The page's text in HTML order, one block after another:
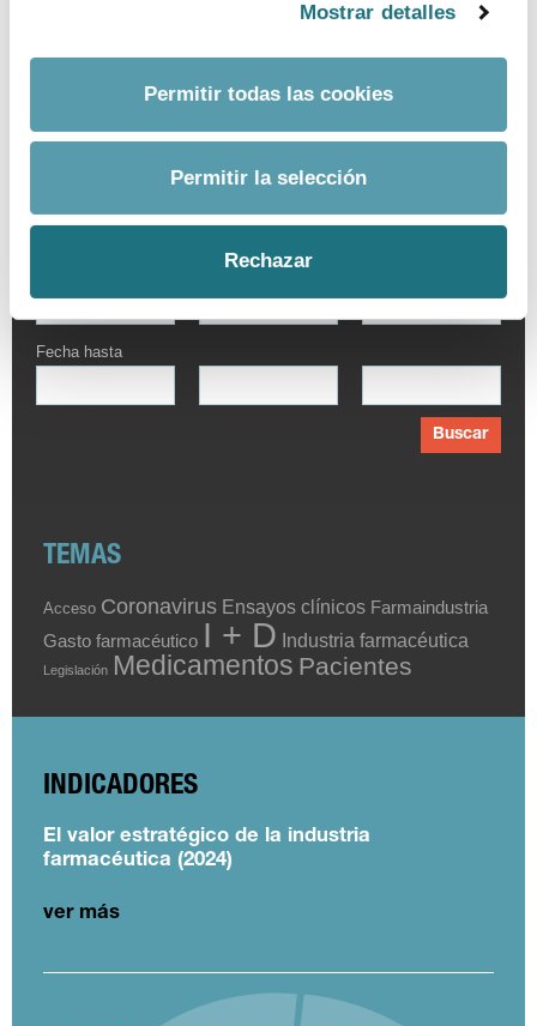
Mostrar detalles
Permitir todas las cookies
Permitir la selección
Rechazar
BUSCADOR AVANZADO
Fecha hasta
Buscar
TEMAS
Acceso Coronavirus Ensayos clínicos Farmaindustria
Gasto farmacéutico I + D Industria farmacéutica
Legislación Medicamentos Pacientes
INDICADORES
El valor estratégico de la industria
farmacéutica (2024)
ver más